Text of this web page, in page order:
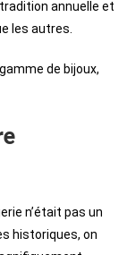
annuelle et
les autres.
de bijoux,
n’était pas un
historiques, on